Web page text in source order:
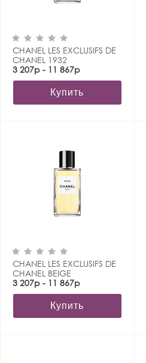
CHANEL LES EXCLUSIFS DE
CHANEL 1932
3 207р - 11 867р
Купить
CHANEL LES EXCLUSIFS DE
CHANEL BEIGE
3 207р - 11 867р
Купить